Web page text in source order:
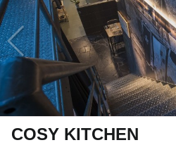
COSY KITCHEN